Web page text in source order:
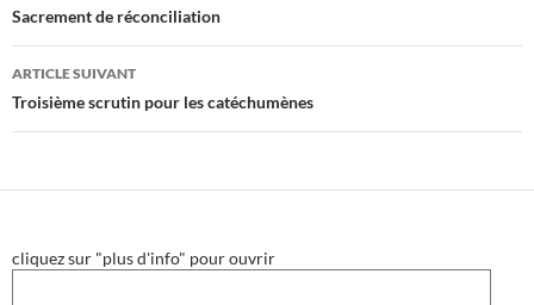
des
articles
Sacrement de réconciliation
ARTICLE SUIVANT
Troisième scrutin pour les catéchumènes
cliquez sur "plus d'info" pour ouvrir